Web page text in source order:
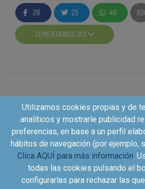
Hasta el 14 de Mayo podréis
Innovación para conocer de primera
productos galardonados y más
marcas premiadas. Todo ello de una
El Ágora de la innovación será un
los consumidores puedan
productos y acceder a múltiples
momento como el actual en que
compra y consumo se han visto
COVID-19.
28 23 49
COMENTARIOS 201
Utilizamos cookies propias y de
analíticos y mostrarle publicidad
preferencias, en base a un perfil
hábitos de navegación (por ejemplo,
Clica AQUÍ para más información.
todas las cookies pulsando el
configurarlas para rechazar las